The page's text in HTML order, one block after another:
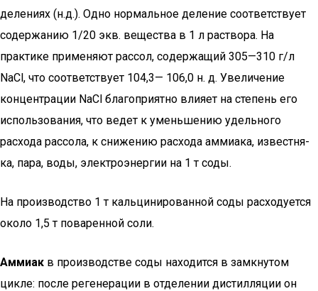
делениях (н.д.). Одно нормальное деление соответствует
содержанию 1/20 экв. вещества в 1 л раствора. На
практике применяют рассол, со­держащий 305—310 г/л
NаСl, что соответствует 104,3— 106,0 н. д. Увеличение
концентрации NаСl благоприятно влияет на степень его
использования, что ведет к уменьшению удель­ного
расхода рассола, к снижению расхода аммиака, известня­
ка, пара, воды, электроэнергии на 1 т соды.
На производство 1 т кальцинированной соды расходуется
около 1,5 т поваренной соли.
Аммиак в производстве соды находится в замкнутом
цикле: после регенерации в отделении дистилляции он